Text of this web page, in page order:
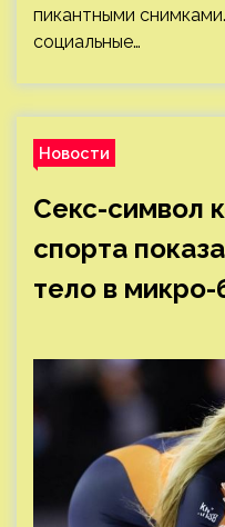
пикантными
социальные…
Новости
Секс-символ
спорта
тело в